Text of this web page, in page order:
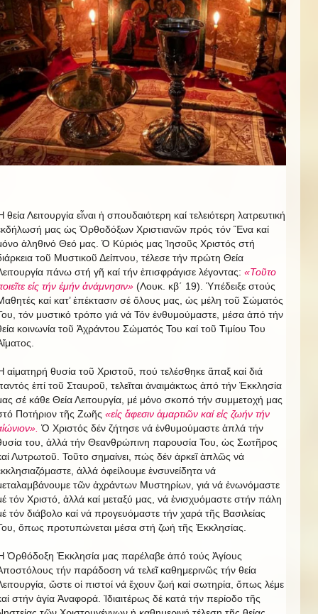
θεία Λειτουργία εἶναι ἡ σπουδαιότερη καί τελειότερη λατρευτική
μας ὡς Ὀρθοδόξων Χριστιανῶν πρός τόν Ἕνα καί
ἀληθινό Θεό μας. Ὁ Κύριός μας Ἰησοῦς Χριστός στή
τοῦ Μυστικοῦ Δείπνου, τέλεσε τήν πρώτη Θεία
πάνω στή γῆ καί τήν ἐπισφράγισε λέγοντας: «Τοῦτο
εἰς τήν ἐμήν ἀνάμνησιν» (Λουκ. κβ΄ 19). Ὑπέδειξε στούς
καί κατ’ ἐπέκτασιν σέ ὅλους μας, ὡς μέλη τοῦ Σώματός
τόν μυστικό τρόπο γιά νά Τόν ἐνθυμούμαστε, μέσα ἀπό τήν
κοινωνία τοῦ Ἀχράντου Σώματός Του καί τοῦ Τιμίου Του
αἱματηρή θυσία τοῦ Χριστοῦ, πού τελέσθηκε ἅπαξ καί διά
ἐπί τοῦ Σταυροῦ, τελεῖται ἀναιμάκτως ἀπό τήν Ἐκκλησία
σέ κάθε Θεία Λειτουργία, μέ μόνο σκοπό τήν συμμετοχή μας
Ποτήριον τῆς Ζωῆς «εἰς ἄφεσιν ἁμαρτιῶν καί εἰς ζωήν τήν
Ὁ Χριστός δέν ζήτησε νά ἐνθυμούμαστε ἁπλά τήν
του, ἀλλά τήν Θεανθρώπινη παρουσία Του, ὡς Σωτῆρος
Λυτρωτοῦ. Τοῦτο σημαίνει, πώς δέν ἀρκεῖ ἁπλῶς νά
ἀλλά ὀφείλουμε ἐνσυνείδητα νά
τῶν ἀχράντων Μυστηρίων, γιά νά ἑνωνόμαστε
τόν Χριστό, ἀλλά καί μεταξύ μας, νά ἐνισχυόμαστε στήν πάλη
τόν διάβολο καί νά προγευόμαστε τήν χαρά τῆς Βασιλείας
ὅπως προτυπώνεται μέσα στή ζωή τῆς Ἐκκλησίας.
Ὀρθόδοξη Ἐκκλησία μας παρέλαβε ἀπό τούς Ἁγίους
τήν παράδοση νά τελεῖ καθημερινῶς τήν θεία
ὥστε οἱ πιστοί νά ἔχουν ζωή καί σωτηρία, ὅπως λέμε
στήν ἁγία Ἀναφορά. Ἰδιαιτέρως δέ κατά τήν περίοδο τῆς